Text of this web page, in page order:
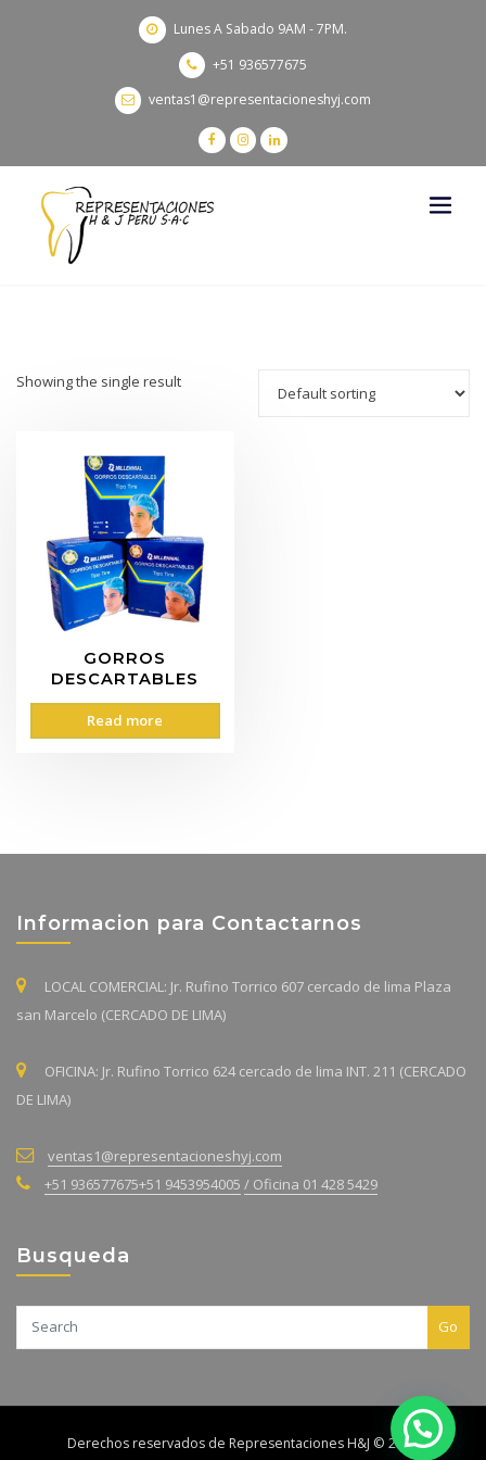
Lunes A Sabado 9AM - 7PM.
+51 936577675
ventas1@representacioneshyj.com
Showing the single result
GORROS
DESCARTABLES
Read more
Informacion para Contactarnos
LOCAL COMERCIAL: Jr. Rufino Torrico 607 cercado de lima Plaza
san Marcelo (CERCADO DE LIMA)
OFICINA: Jr. Rufino Torrico 624 cercado de lima INT. 211 (CERCADO
DE LIMA)
ventas1@representacioneshyj.com
+51 936577675+51 9453954005 / Oficina 01 428 5429
Busqueda
Go
Derechos reservados de Representaciones H&J © 2023